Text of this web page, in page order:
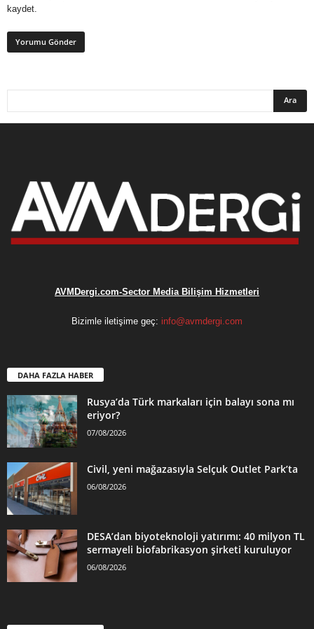
kaydet.
AVMDergi.com-Sector Media Bilişim Hizmetleri
Bizimle iletişime geç: info@avmdergi.com
DAHA FAZLA HABER
Rusya’da Türk markaları için balayı sona mı
eriyor?
07/08/2026
Civil, yeni mağazasıyla Selçuk Outlet Park’ta
06/08/2026
DESA’dan biyoteknoloji yatırımı: 40 milyon TL
sermayeli biofabrikasyon şirketi kuruluyor
06/08/2026